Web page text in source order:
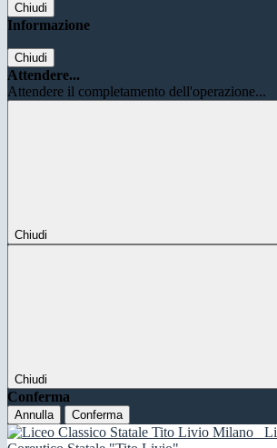
Chiudi
Informazione
Chiudi
Attendere...
Attendere il completamento dell'operazione...
Chiudi
Chiudi
Conferma
Annulla Conferma